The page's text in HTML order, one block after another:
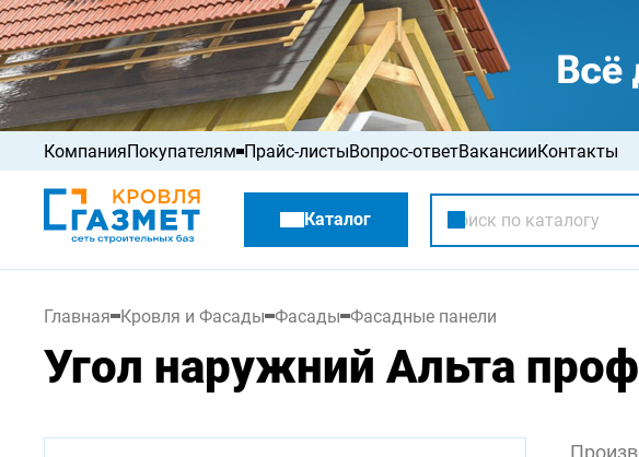
КомпанияПокупателям
Акции
Распродажа
Прайс-листыВопрос-ответВакансииКонтакты
Каталог
Главная Кровля и Фасады Фасады Фасадные панели
Угол наружний Альта